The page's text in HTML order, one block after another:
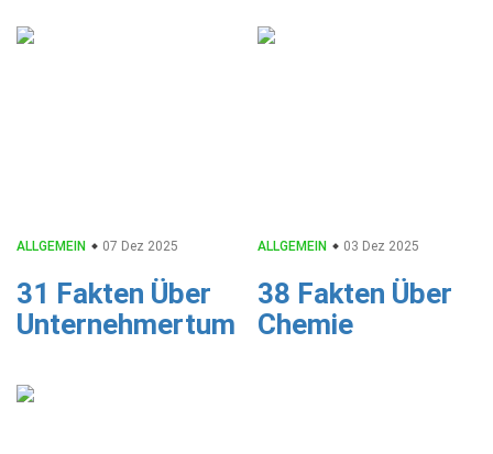
ALLGEMEIN 07 Dez 2025
31 Fakten Über
Unternehmertum
ALLGEMEIN 03 Dez 2025
38 Fakten Über
Chemie